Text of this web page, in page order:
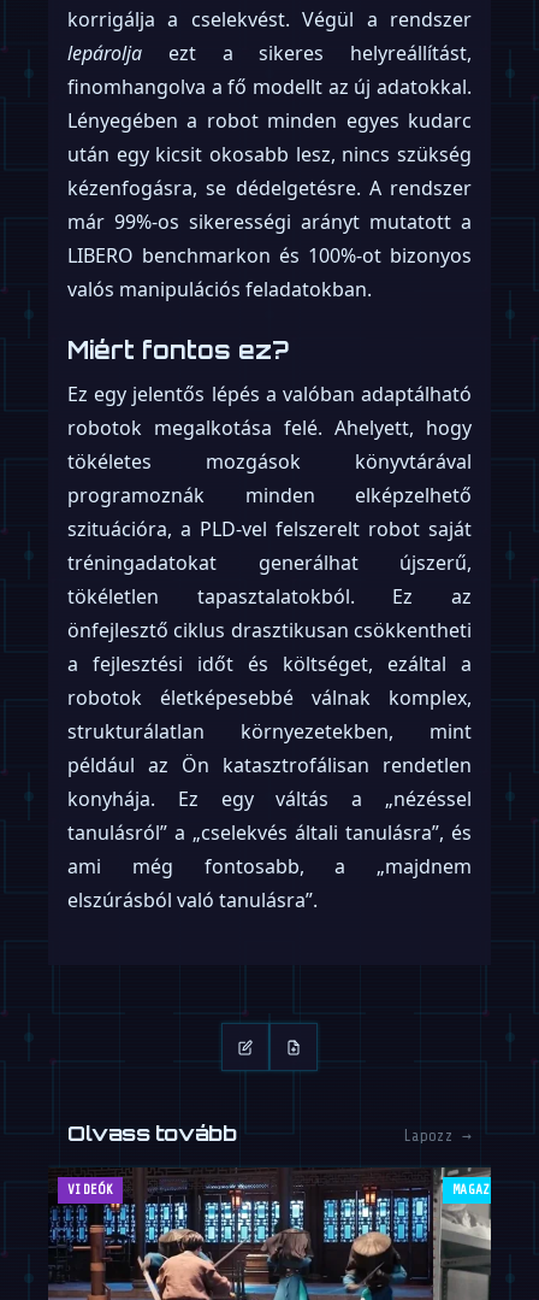
korrigálja a cselekvést. Végül a rendszer
lepárolja ezt a sikeres helyreállítást,
finomhangolva a fő modellt az új adatokkal.
Lényegében a robot minden egyes kudarc
után egy kicsit okosabb lesz, nincs szükség
kézenfogásra, se dédelgetésre. A rendszer
már 99%-os sikerességi arányt mutatott a
LIBERO benchmarkon és 100%-ot bizonyos
valós manipulációs feladatokban.
Miért fontos ez?
Ez egy jelentős lépés a valóban adaptálható
robotok megalkotása felé. Ahelyett, hogy
tökéletes mozgások könyvtárával
programoznák minden elképzelhető
szituációra, a PLD-vel felszerelt robot saját
tréningadatokat generálhat újszerű,
tökéletlen tapasztalatokból. Ez az
önfejlesztő ciklus drasztikusan csökkentheti
a fejlesztési időt és költséget, ezáltal a
robotok életképesebbé válnak komplex,
strukturálatlan környezetekben, mint
például az Ön katasztrofálisan rendetlen
konyhája. Ez egy váltás a „nézéssel
tanulásról” a „cselekvés általi tanulásra”, és
ami még fontosabb, a „majdnem
elszúrásból való tanulásra”.
Olvass tovább Lapozz →
VIDEÓK MAGAZIN